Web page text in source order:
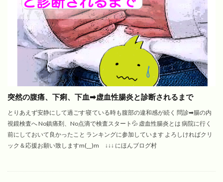
突然の腹痛、下痢、下血➡︎虚血性腸炎と診断されるまで
とりあえず安静にして過ごす 寝ている時も腹部の違和感が続く 問診➡︎腸の内
視鏡検査へ No鎮痛剤、No点滴で検査スタート💦 虚血性腸炎とは 病院に行く
前にしておいて良かったこと ランキングに参加しています よろしければクリ
ック＆応援お願い致しますm(__)m ↓↓↓ にほんブログ村